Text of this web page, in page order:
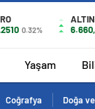
0.32%
ALTIN
Yaşam
Coğrafya Doğa